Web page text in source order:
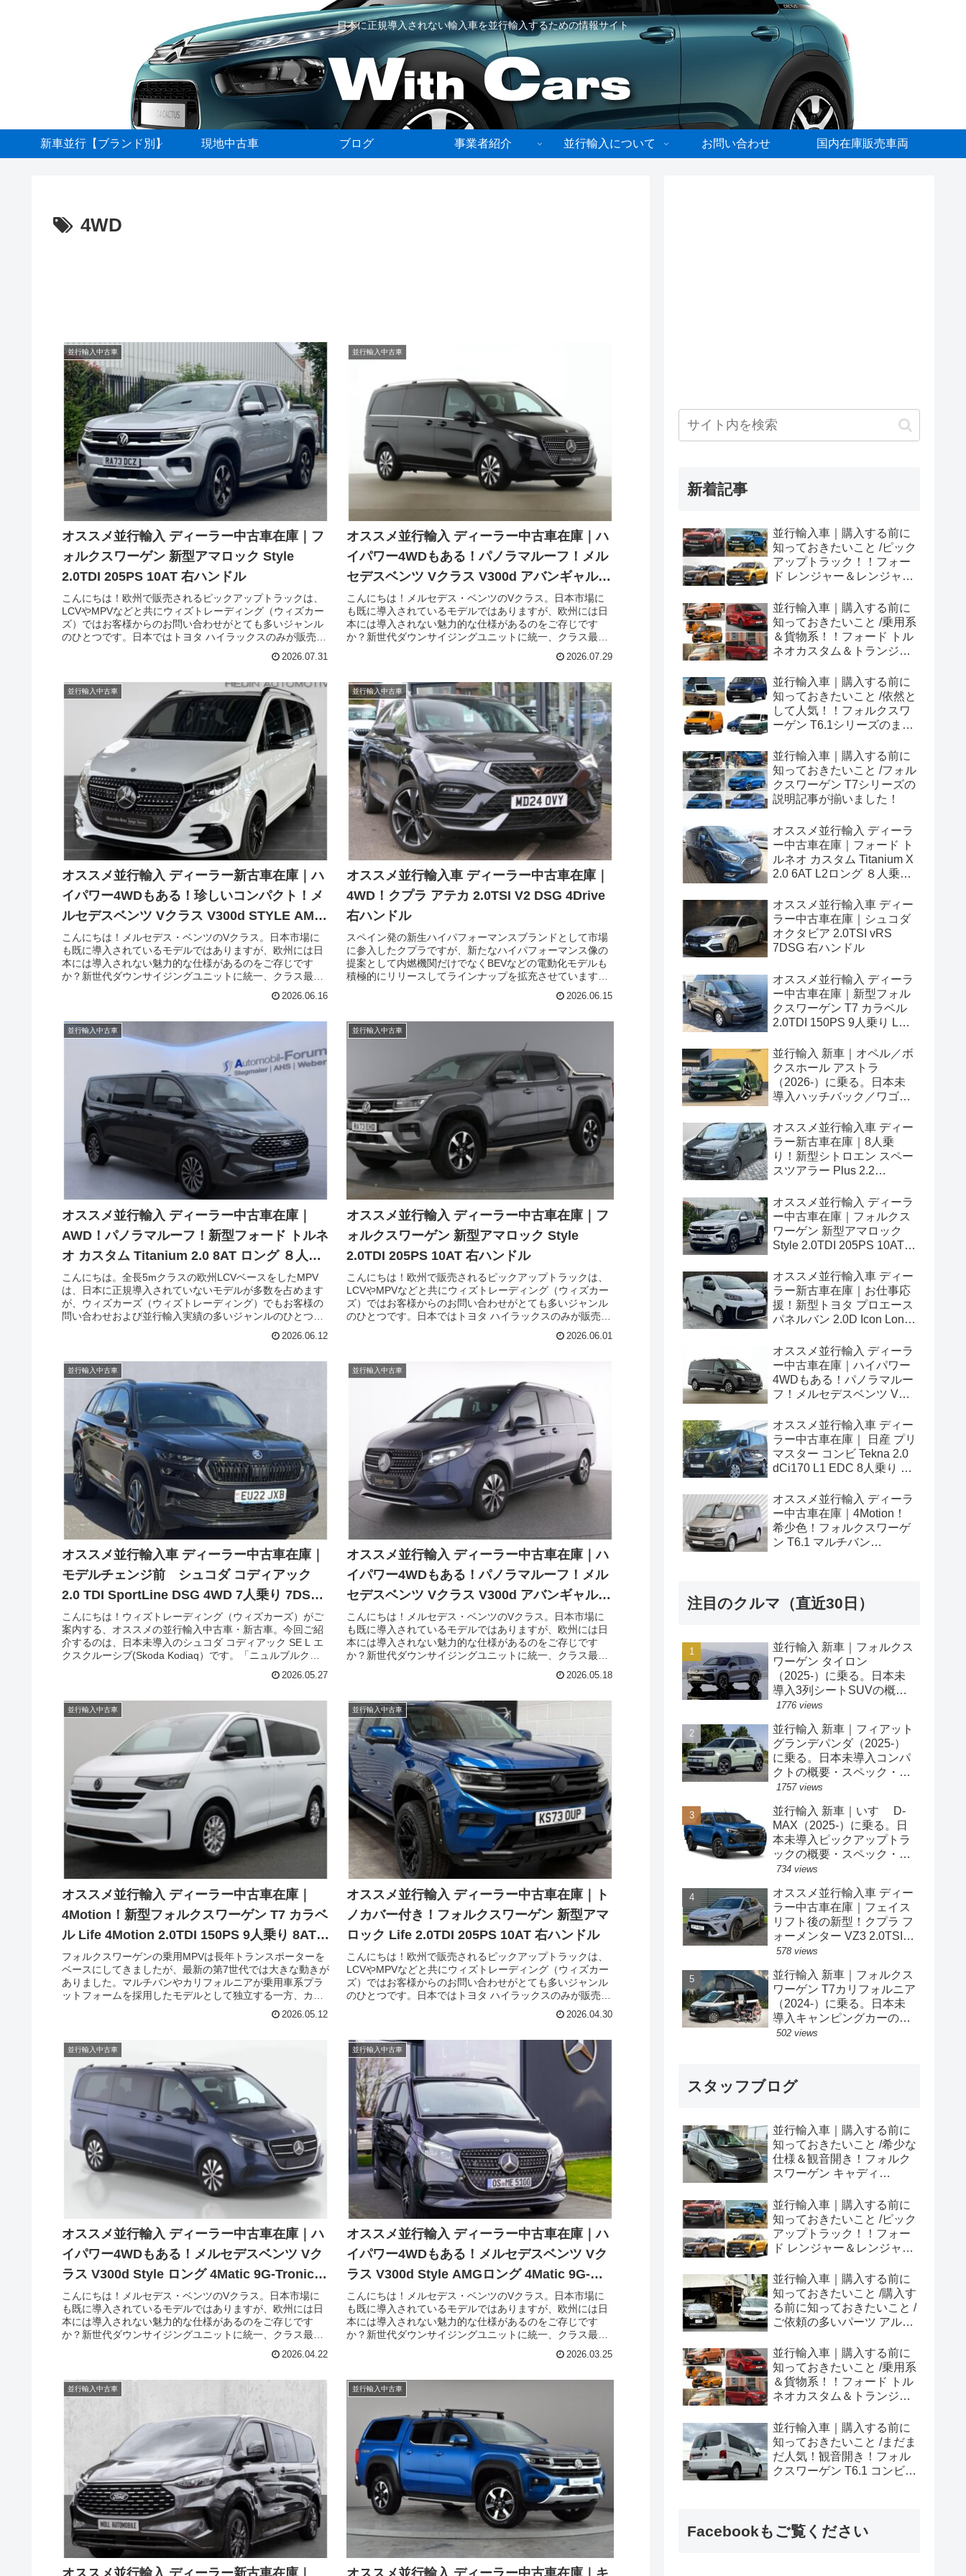
日本に正規導入されない輸入車を並行輸入するための情報サイト
新車並行【ブランド別】 現地中古車 ブログ 事業者紹介 並行輸入について お問い合わせ 国内在庫販売車両
4WD
並行輸入中古車
オススメ並行輸入 ディーラー中古車在庫｜フ
ォルクスワーゲン 新型アマロック Style
2.0TDI 205PS 10AT 右ハンドル
こんにちは！欧州で販売されるピックアップトラックは、
LCVやMPVなどと共にウィズトレーディング（ウィズカー
ズ）ではお客様からのお問い合わせがとても多いジャンル
のひとつです。日本ではトヨタ ハイラックスのみが販売さ
クが欧州メーカーおよび国産メーカー問わずラインナップ
り開いた注目の一台がフルモデルチェンジしました。今回
はフォルクスワーゲンのピックアップトラックであるアマ
ロック（VOLKSWAGEN Amarok）の中古車在庫のご紹介
2026.07.31
並行輸入中古車
オススメ並行輸入 ディーラー中古車在庫｜ハ
イパワー4WDもある！パノラマルーフ！メル
セデスベンツ Vクラス V300d アバンギャルド
ロング 4Matic 9G-Tronic 左ハンドル
こんにちは！メルセデス・ベンツのVクラス。日本市場に
も既に導入されているモデルではありますが、欧州には日
本には導入されない魅力的な仕様があるのをご存じです
か？新世代ダウンサイジングユニットに統一、クラス最強
実現した9G-TRONIC、4MATIC（AWD）仕様が選択可能な
実績の多いV300d。今回ご案内するのは、日本未導入のメ
ルセデスベンツ Vクラス V300d アバンギャルド ロング
4Matic 9G-Tronic 左ハンドルのディーラー中古車在庫で
す。
2026.07.29
並行輸入中古車
オススメ並行輸入 ディーラー新古車在庫｜ハ
イパワー4WDもある！珍しいコンパクト！メ
ルセデスベンツ Vクラス V300d STYLE AMG
Line コンパクト 4Matic 9G-Tronic 左ハンド
ル
こんにちは！メルセデス・ベンツのVクラス。日本市場に
も既に導入されているモデルではありますが、欧州には日
本には導入されない魅力的な仕様があるのをご存じです
か？新世代ダウンサイジングユニットに統一、クラス最強
となるパワーのV300d、多段化されて滑らかさと低燃費を
実現した9G-TRONIC、4MATIC（AWD）仕様が選択可能な
実績の多いV300d。今回ご案内するのは、日本未導入のメ
ルセデスベンツ Vクラス V300d STYLE AMG Line コンパ
クト 4Matic 9G-Tronic 左ハンドルのディーラー新古車在庫
2026.06.16
並行輸入中古車
オススメ並行輸入車 ディーラー中古車在庫｜
4WD！クプラ アテカ 2.0TSI V2 DSG 4Drive
右ハンドル
スペイン発の新生ハイパフォーマンスブランドとして市場
に参入したクプラですが、新たなハイパフォーマンス像の
提案として内燃機関だけでなくBEVなどの電動化モデルも
積極的にリリースしてラインナップを拡充させています。
今回ご紹介させていただくのは、同社独立後の最初のモデ
ルでもあるセアトのアテカをベースにしたクプラ アテカ
2026.06.15
並行輸入中古車
オススメ並行輸入 ディーラー中古車在庫｜
AWD！パノラマルーフ！新型フォード トルネ
オ カスタム Titanium 2.0 8AT ロング ８人乗
り 左ハンドル
こんにちは。全長5mクラスの欧州LCVベースをしたMPV
は、日本に正規導入されていないモデルが多数を占めます
が、ウィズカーズ（ウィズトレーディング）でもお客様の
問い合わせおよび並行輸入実績の多いジャンルのひとつで
オ・カスタム（FORD Tourneo Custom）もそのひとつで
(ウィズカーズ)でも新車説明記事を公開致しました。既に
前型だけでなく、新型も国内に輸入実績もあります。今回
は、新型モデルから発売になったAWDモデル、８人乗り、
8AT、Titaniumグレードのディーラー中古車在庫です。
※HP内の検索窓へ、『トルネオ』と入れると関連記事が全
て閲覧出来ます！
2026.06.12
並行輸入中古車
オススメ並行輸入 ディーラー中古車在庫｜フ
ォルクスワーゲン 新型アマロック Style
2.0TDI 205PS 10AT 右ハンドル
こんにちは！欧州で販売されるピックアップトラックは、
LCVやMPVなどと共にウィズトレーディング（ウィズカー
ズ）ではお客様からのお問い合わせがとても多いジャンル
のひとつです。日本ではトヨタ ハイラックスのみが販売さ
クが欧州メーカーおよび国産メーカー問わずラインナップ
り開いた注目の一台がフルモデルチェンジしました。今回
はフォルクスワーゲンのピックアップトラックであるアマ
ロック（VOLKSWAGEN Amarok）の中古車在庫のご紹介
2026.06.01
並行輸入中古車
オススメ並行輸入車 ディーラー中古車在庫｜
モデルチェンジ前 シュコダ コディアック
2.0 TDI SportLine DSG 4WD 7人乗り 7DSG
右ハンドル
こんにちは！ウィズトレーディング（ウィズカーズ）がご
案内する、オススメの並行輸入中古車・新古車。今回ご紹
介するのは、日本未導入のシュコダ コディアック SE L エ
クスクルーシブ(Skoda Kodiaq）です。「ニュルブルクリ
ンク最速の7シーターSUV」の称号を手にしたこともあるス
ポーツSUVとして、欧州各国でも人気のクルマです。
2026.05.27
並行輸入中古車
オススメ並行輸入 ディーラー中古車在庫｜ハ
イパワー4WDもある！パノラマルーフ！メル
セデスベンツ Vクラス V300d アバンギャルド
ロング 4Matic 9G-Tronic 左ハンドル
こんにちは！メルセデス・ベンツのVクラス。日本市場に
も既に導入されているモデルではありますが、欧州には日
本には導入されない魅力的な仕様があるのをご存じです
か？新世代ダウンサイジングユニットに統一、クラス最強
となるパワーのV300d、多段化されて滑らかさと低燃費を
実現した9G-TRONIC、4MATIC（AWD）仕様が選択可能な
実績の多いV300d。今回ご案内するのは、日本未導入のメ
ルセデスベンツ Vクラス V300d アバンギャルド ロング
4Matic 9G-Tronic 左ハンドルのディーラー中古車在庫で
す。
2026.05.18
並行輸入中古車
オススメ並行輸入 ディーラー中古車在庫｜
4Motion！新型フォルクスワーゲン T7 カラベ
ル Life 4Motion 2.0TDI 150PS 9人乗り 8AT
左ハンドル
フォルクスワーゲンの乗用MPVは長年トランスポーターを
ベースにしてきましたが、最新の第7世代では大きな動きが
ありました。マルチバンやカリフォルニアが乗用車系プラ
ットフォームを採用したモデルとして独立する一方、カラ
ベル、シャトル、コンビは従来通りトランスポーターをベ
ースにしたモデルとして待望のフルモデルチェンジが行わ
ラインナップするのは、フォルクスワーゲン商用車部門と
しても考えがあるようです。今回はフォルクスワーゲンの
MPV、乗用グレードのカラベル（VOLKSWAGEN
Caravelle）の左ハンドル欧州仕様Lifeグレード、8AT、9人
乗りの中古車在庫です。珍しい機械式AWDの4Motion、お
仕事＆キャンプに活躍しそうな一台です。
2026.05.12
並行輸入中古車
オススメ並行輸入 ディーラー中古車在庫｜ト
ノカバー付き！フォルクスワーゲン 新型アマ
ロック Life 2.0TDI 205PS 10AT 右ハンドル
こんにちは！欧州で販売されるピックアップトラックは、
LCVやMPVなどと共にウィズトレーディング（ウィズカー
ズ）ではお客様からのお問い合わせがとても多いジャンル
のひとつです。日本ではトヨタ ハイラックスのみが販売さ
れていますが、日本未導入の魅力的なピックアップトラッ
クが欧州メーカーおよび国産メーカー問わずラインナップ
り開いた注目の一台がフルモデルチェンジしました。今回
はフォルクスワーゲンのピックアップトラックであるアマ
ロック（VOLKSWAGEN Amarok）の中古車在庫のご紹介
です。
2026.04.30
並行輸入中古車
オススメ並行輸入 ディーラー中古車在庫｜ハ
イパワー4WDもある！メルセデスベンツ Vク
ラス V300d Style ロング 4Matic 9G-Tronic
左ハンドル
こんにちは！メルセデス・ベンツのVクラス。日本市場に
も既に導入されているモデルではありますが、欧州には日
本には導入されない魅力的な仕様があるのをご存じです
か？新世代ダウンサイジングユニットに統一、クラス最強
実現した9G-TRONIC、4MATIC（AWD）仕様が選択可能な
実績の多いV300d。今回ご案内するのは、日本未導入のメ
ルセデスベンツ Vクラス V300d Style ロング 4Matic 9G-
Tronic 左ハンドルのディーラー中古車在庫です。
2026.04.22
並行輸入中古車
オススメ並行輸入 ディーラー中古車在庫｜ハ
イパワー4WDもある！メルセデスベンツ Vク
ラス V300d Style AMGロング 4Matic 9G-
Tronic 左ハンドル
こんにちは！メルセデス・ベンツのVクラス。日本市場に
も既に導入されているモデルではありますが、欧州には日
本には導入されない魅力的な仕様があるのをご存じです
か？新世代ダウンサイジングユニットに統一、クラス最強
実現した9G-TRONIC、4MATIC（AWD）仕様が選択可能な
実績の多いV300d。今回ご案内するのは、日本未導入のメ
ルセデスベンツ Vクラス V300d Style ロング 4Matic 9G-
Tronic 左ハンドルのディーラー中古車在庫です。
2026.03.25
並行輸入中古車 並行輸入中古車
新着記事
並行輸入車｜購入する前に
知っておきたいこと /ピック
アップトラック！！フォー
ド レンジャー＆レンジャー
め！
並行輸入車｜購入する前に
知っておきたいこと /乗用系
＆貨物系！！フォード トル
ネオカスタム＆トランジッ
め！
並行輸入車｜購入する前に
知っておきたいこと /依然と
して人気！！フォルクスワ
ーゲン T6.1シリーズのまと
並行輸入車｜購入する前に
知っておきたいこと /フォル
クスワーゲン T7シリーズの
説明記事が揃いました！
オススメ並行輸入 ディーラ
ー中古車在庫｜フォード ト
ルネオ カスタム Titanium X
2.0 6AT L2ロング ８人乗り
オススメ並行輸入車 ディー
ラー中古車在庫｜シュコダ
オクタビア 2.0TSI vRS
7DSG 右ハンドル
オススメ並行輸入 ディーラ
ー中古車在庫｜新型フォル
クスワーゲン T7 カラベル
2.0TDI 150PS 9人乗り LWB
並行輸入 新車｜オペル／ボ
クスホール アストラ
（2026-）に乗る。日本未
導入ハッチバック／ワゴン
情報。
オススメ並行輸入車 ディー
ラー新古車在庫｜8人乗
り！新型シトロエン スペー
スツアラー Plus 2.2
ドル
オススメ並行輸入 ディーラ
ー中古車在庫｜フォルクス
ワーゲン 新型アマロック
Style 2.0TDI 205PS 10AT
オススメ並行輸入車 ディー
ラー新古車在庫｜お仕事応
援！新型トヨタ プロエース
パネルバン 2.0D Icon Long
オススメ並行輸入 ディーラ
ー中古車在庫｜ハイパワー
4WDもある！パノラマルー
フ！メルセデスベンツ Vク
ロング 4Matic 9G-Tronic 左
ハンドル
オススメ並行輸入車 ディー
ラー中古車在庫｜ 日産 プリ
マスター コンビ Tekna 2.0
dCi170 L1 EDC 8人乗り 左
オススメ並行輸入 ディーラ
ー中古車在庫｜4Motion！
希少色！フォルクスワーゲ
ン T6.1 マルチバン
注目のクルマ（直近30日）
並行輸入 新車｜フォルクス
ワーゲン タイロン
（2025-）に乗る。日本未
導入3列シートSUVの概
要・スペック・価格の情
1776 views
並行輸入 新車｜フィアット
グランデパンダ（2025-）
に乗る。日本未導入コンパ
クトの概要・スペック・価
格の情報。
1757 views
並行輸入 新車｜いすゞ D-
MAX（2025-）に乗る。日
本未導入ピックアップトラ
ックの概要・スペック・価
格の情報。
734 views
オススメ並行輸入車 ディー
ラー中古車在庫｜フェイス
リフト後の新型！クプラ フ
ォーメンター VZ3 2.0TSI
333PS 4Drive 7DSG 右ハン
578 views
並行輸入 新車｜フォルクス
ワーゲン T7カリフォルニア
（2024-）に乗る。日本未
導入キャンピングカーの概
要・スペック・価格の情
502 views
スタッフブログ
並行輸入車｜購入する前に
知っておきたいこと /希少な
仕様＆観音開き！フォルク
スワーゲン キャディ
並行輸入車｜購入する前に
知っておきたいこと /ピック
アップトラック！！フォー
ド レンジャー＆レンジャー
め！
並行輸入車｜購入する前に
知っておきたいこと /購入す
る前に知っておきたいこと /
ご依頼の多いパーツ アルピ
やカスタム・チューニング
パーツも何とかなる！②
並行輸入車｜購入する前に
知っておきたいこと /乗用系
＆貨物系！！フォード トル
ネオカスタム＆トランジッ
め！
並行輸入車｜購入する前に
知っておきたいこと /まだま
だ人気！観音開き！フォル
クスワーゲン T6.1 コンビ横
Facebookもご覧ください